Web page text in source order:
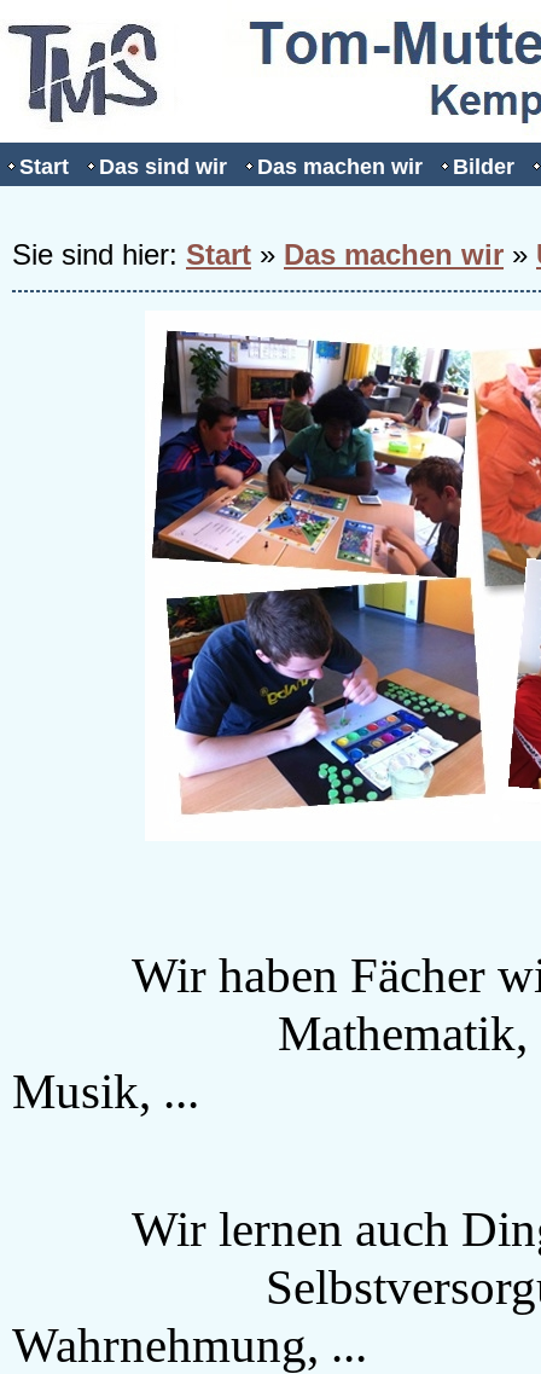
Start Das sind wir Das machen wir Bilder
Sie sind hier: Start » Das machen wir »
Wir haben Fächer
Mathematik,
Musik, ...
Wir lernen auch
Selbstversorgung,
Wahrnehmung, ...